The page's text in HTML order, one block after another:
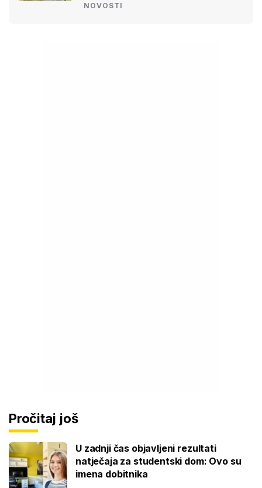
NOVOSTI
Pročitaj još
U zadnji čas objavljeni rezultati
natječaja za studentski dom: Ovo su
imena dobitnika